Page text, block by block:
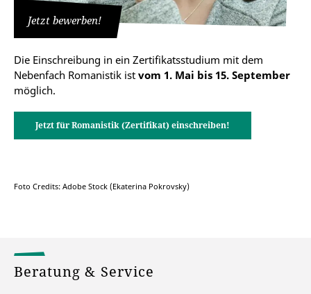
Hinweise zu erforderlichen Deutschkenntnissen
sowie zur Deutschen Sprachprüfung für den
Hochschulzugang (DSH)
Sprachliche Zugangsvoraussetzungen / DSH
Jetzt bewerben!
Die Einschreibung in ein Zertifikatsstudium mit dem
Nebenfach Romanistik ist vom 1. Mai bis 15. September
möglich.
Jetzt für Romanistik (Zertifikat) einschreiben!
Foto Credits: Adobe Stock (Ekaterina Pokrovsky)
Beratung & Service